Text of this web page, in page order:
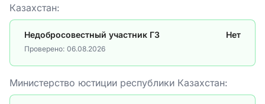
Казахстан:
Недобросовестный участник ГЗ Нет
Проверено: 06.08.2026
Министерство юстиции республики Казахстан: